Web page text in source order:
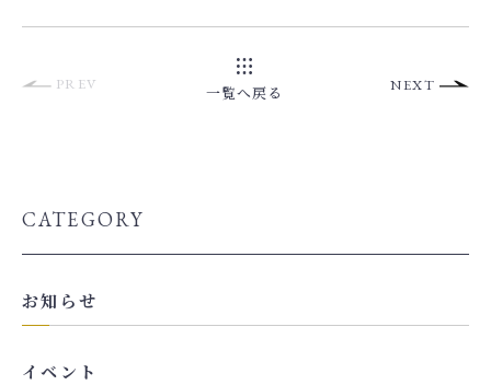
PREV 一覧へ戻る NEXT
CATEGORY
お知らせ
イベント